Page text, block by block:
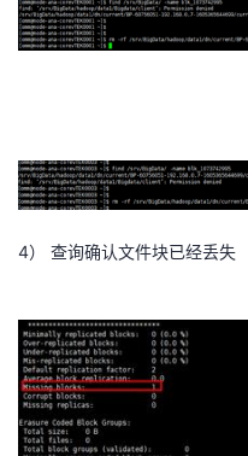
子
直
的
我
注
开
发
学
堂
的
Programs
我
的
持
我
4） 查询确认文件块已经丢失